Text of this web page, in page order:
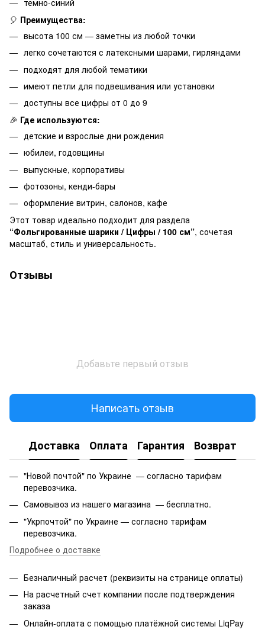
тёмно-синий
🎈 Преимущества:
высота 100 см — заметны из любой точки
легко сочетаются с латексными шарами, гирляндами
подходят для любой тематики
имеют петли для подвешивания или установки
доступны все цифры от 0 до 9
🎉 Где используются:
детские и взрослые дни рождения
юбилеи, годовщины
выпускные, корпоративы
фотозоны, кенди-бары
оформление витрин, салонов, кафе
Этот товар идеально подходит для раздела
“Фольгированные шарики / Цифры / 100 см”, сочетая
масштаб, стиль и универсальность.
Отзывы
Добавьте первый отзыв
Написать отзыв
Доставка Оплата Гарантия Возврат
"Новой почтой" по Украине — согласно тарифам
перевозчика.
Самовывоз из нашего магазина — бесплатно.
"Укрпочтой" по Украине — согласно тарифам
перевозчика.
Подробнее о доставке
Безналичный расчет (реквизиты на странице оплаты)
На расчетный счет компании после подтверждения
заказа
Онлайн-оплата с помощью платёжной системы LiqPay